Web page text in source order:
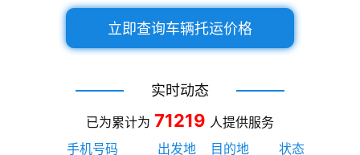
立即查询车辆托运价格
实时动态
已为累计为 71219 人提供服务
手机号码
出发地 目的地 状态